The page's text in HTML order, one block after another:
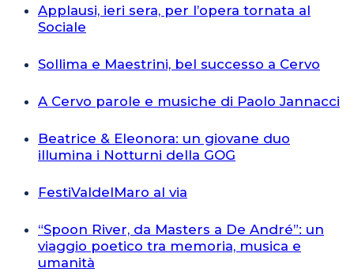
Applausi, ieri sera, per l’opera tornata al
Sociale
Sollima e Maestrini, bel successo a Cervo
A Cervo parole e musiche di Paolo Jannacci
Beatrice & Eleonora: un giovane duo
illumina i Notturni della GOG
FestiValdelMaro al via
“Spoon River, da Masters a De André”: un
viaggio poetico tra memoria, musica e
umanità